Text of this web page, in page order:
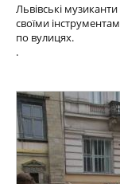
Львівські
своїми
по вулицях.
.